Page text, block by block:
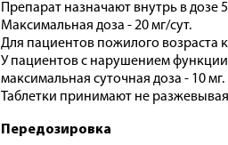
Препарат назначают внутрь в дозе
Максимальная доза - 20 мг/сут.
Для пациентов пожилого возраста
У пациентов с нарушением
максимальная суточная доза - 10 мг.
Таблетки принимают не
Передозировка